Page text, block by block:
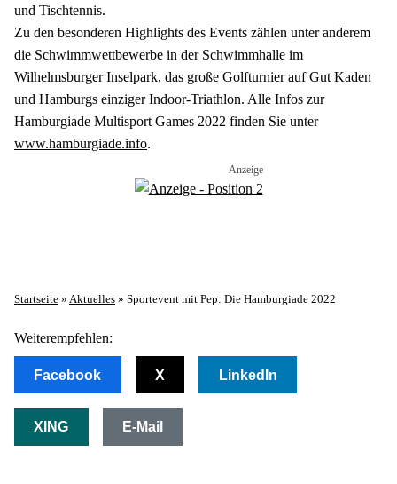
und Tischtennis.
Zu den besonderen Highlights des Events zählen unter anderem
die Schwimmwettbewerbe in der Schwimmhalle im
Wilhelmsburger Inselpark, das große Golfturnier auf Gut Kaden
und Hamburgs einziger Indoor-Triathlon. Alle Infos zur
Hamburgiade Multisport Games 2022 finden Sie unter
www.hamburgiade.info.
Startseite » Aktuelles » Sportevent mit Pep: Die Hamburgiade 2022
Weiterempfehlen:
Facebook X LinkedIn
XING E-Mail